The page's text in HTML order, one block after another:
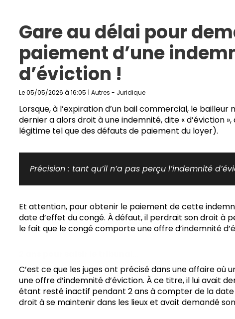
Gare au délai pour
paiement d’une
d’éviction !
Le 05/05/2026 à 16:05 | Autres - Juridique
Lorsque, à l’expiration d’un bail commercial, le
dernier a alors droit à une indemnité, dite « d’éviction
légitime tel que des défauts de paiement du loyer).
Précision : tant qu’il n’a pas perçu l’indemnité
Et attention, pour obtenir le paiement de cette
date d’effet du congé. À défaut, il perdrait son droit à
le fait que le congé comporte une offre d’indemnité
C’est ce que les juges ont précisé dans une affaire
une offre d’indemnité d’éviction. À ce titre, il lui avait
étant resté inactif pendant 2 ans à compter de la date
droit à se maintenir dans les lieux et avait demandé